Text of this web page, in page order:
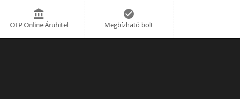

OTP Online Áruhitel

Megbízható bolt